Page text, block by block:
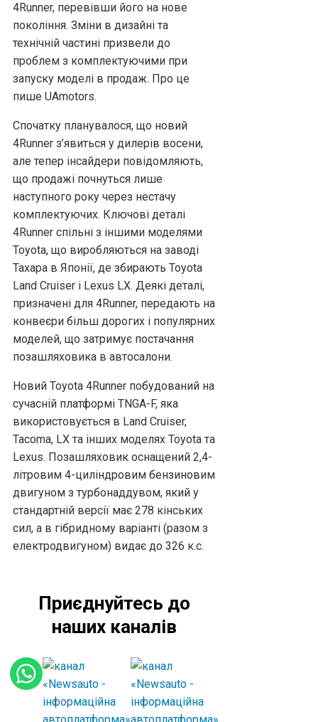
4Runner, перевівши його на нове
покоління. Зміни в дизайні та
технічній частині призвели до
проблем з комплектуючими при
запуску моделі в продаж. Про це
пише UAmotors.
Спочатку планувалося, що новий
4Runner з’явиться у дилерів восени,
але тепер інсайдери повідомляють,
що продажі почнуться лише
наступного року через нестачу
комплектуючих. Ключові деталі
4Runner спільні з іншими моделями
Toyota, що виробляються на заводі
Тахара в Японії, де збирають Toyota
Land Cruiser і Lexus LX. Деякі деталі,
призначені для 4Runner, передають на
конвеєри більш дорогих і популярних
моделей, що затримує постачання
позашляховика в автосалони.
Новий Toyota 4Runner побудований на
сучасній платформі TNGA-F, яка
використовується в Land Cruiser,
Tacoma, LX та інших моделях Toyota та
Lexus. Позашляховик оснащений 2,4-
літровим 4-циліндровим бензиновим
двигуном з турбонаддувом, який у
стандартній версії має 278 кінських
сил, а в гібридному варіанті (разом з
електродвигуном) видає до 326 к.с.
Приєднуйтесь до
наших каналів